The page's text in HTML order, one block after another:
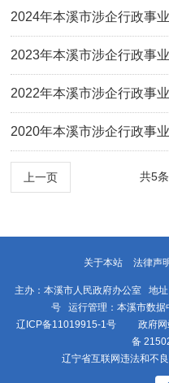
2024年本溪市涉企行政事
2023年本溪市涉企行政事
2022年本溪市涉企行政事
2020年本溪市涉企行政事
上一页 共5
关于本站 法律声
主办：本溪市人民政府办公室 地
号 运行管理：本溪市数
辽ICP备11019915-1号 政府网
备
辽宁省互联网违法和不